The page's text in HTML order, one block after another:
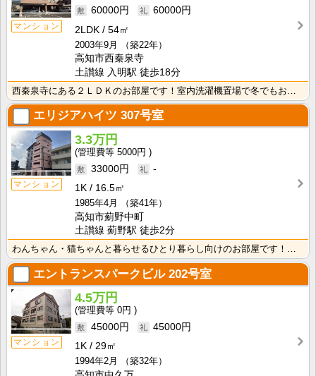
マンション
60000円
60000円
2LDK
54㎡
2003年9月
（築22年）
高知市西秦泉寺
土讃線 入明駅 徒歩18分
エリジアハイツ 307号室
マンション
3.3万円
5000円
33000円
-
1K
16.5㎡
1985年4月
（築41年）
高知市薊野中町
土讃線 薊野駅 徒歩2分
エントランスパークビル202号室
マンション
4.5万円
0円
45000円
45000円
1K
29㎡
1994年2月
（築32年）